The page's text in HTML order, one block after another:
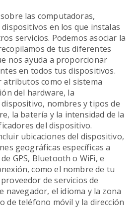
las computadoras,
en los que instalas
servicios. Podemos asociar la
de tus diferentes
nos ayuda a proporcionar
en todos tus dispositivos.
atributos como el sistema
del hardware, la
nombres y tipos de
la batería y la intensidad de la
del dispositivo.
ubicaciones del dispositivo,
geográficas específicas a
GPS, Bluetooth o WiFi, e
como el nombre de tu
de servicios de
navegador, el idioma y la zona
de teléfono móvil y la dirección